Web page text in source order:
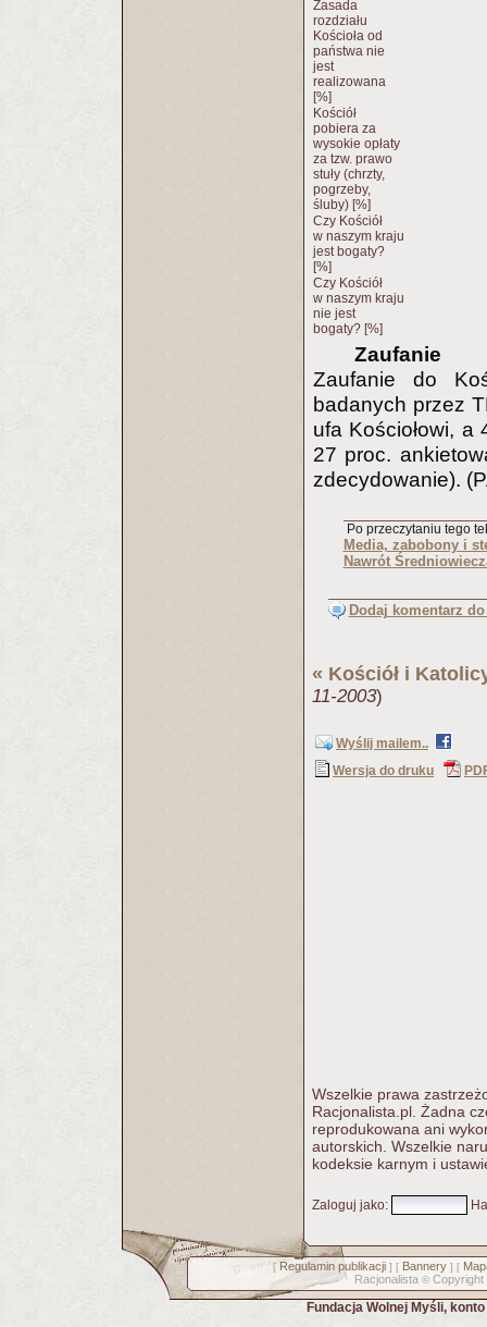
Zasada
rozdziału
Kościoła od
państwa nie
jest
realizowana
[%]
Kościół
pobiera za
wysokie opłaty
za tzw. prawo
stuły (chrzty,
pogrzeby,
śluby) [%]
Czy Kościół
w naszym kraju
jest bogaty?
[%]
Czy Kościół
w naszym kraju
nie jest
bogaty? [%]
Zaufanie
Zaufanie do
badanych przez
ufa Kościołowi, a
27 proc.
zdecydowanie).
Po przeczytaniu tego
Media, zabobony i
Nawrót
Dodaj komentarz
« Kościół i
11-2003)
Wyślij mailem..
Wersja do druku
Wszelkie prawa
Racjonalista.pl. Żadna
reprodukowana ani
autorskich. Wszelkie
kodeksie karnym i
Zaloguj jako:
[ Regulamin publikacji] [ Bannery] [
Racjonalista © Copyright
Fundacja Wolnej Myśli,